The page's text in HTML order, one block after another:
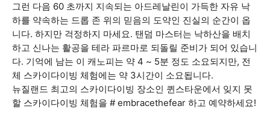
그런 다음 60 초까지 지속되는 아드레날린이 가득한 자유 낙
하를 약속하는 드롭 존 위의 믿음의 도약인 진실의 순간이 옵
니다. 하지만 걱정하지 마세요. 탠덤 마스터는 낙하산을 배치
하고 신나는 활공을 테라 파르마로 되돌릴 준비가 되어 있습니
다. 기억에 남는 이 캐노피는 약 4 ~ 5분 정도 소요되지만, 전
체 스카이다이빙 체험에는 약 3시간이 소요됩니다.
뉴질랜드 최고의 스카이다이빙 장소인 퀸스타운에서 잊지 못
할 스카이다이빙 체험을 # embracethefear 하고 예약하세요!